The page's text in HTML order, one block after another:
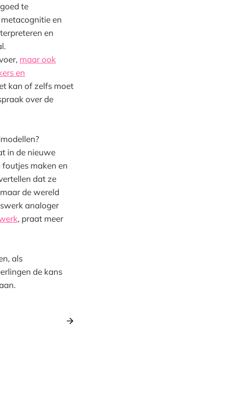
te
en
en
maar ook
en
kan of zelfs moet
over de
in de nieuwe
maken en
dat ze
de wereld
analoger
, praat meer
als
de kans